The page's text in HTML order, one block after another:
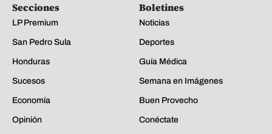
Secciones
LP Premium
San Pedro Sula
Honduras
Sucesos
Economía
Opinión
Boletines
Noticias
Deportes
Guía Médica
Semana en Imágenes
Buen Provecho
Conéctate